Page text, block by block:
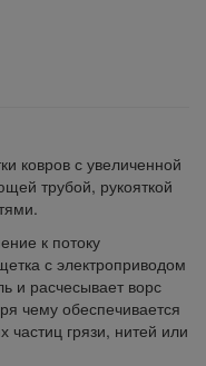
ковров с увеличенной
трубой, рукояткой
к потоку
с электроприводом
и расчесывает ворс
чему обеспечивается
частиц грязи, нитей или